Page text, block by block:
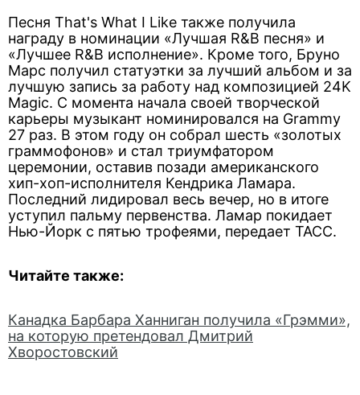
Песня That's What I Like также получила
награду в номинации «Лучшая R&B песня» и
«Лучшее R&B исполнение». Кроме того, Бруно
Марс получил статуэтки за лучший альбом и за
лучшую запись за работу над композицией 24K
Magic. С момента начала своей творческой
карьеры музыкант номинировался на Grammy
27 раз. В этом году он собрал шесть «золотых
граммофонов» и стал триумфатором
церемонии, оставив позади американского
хип-хоп-исполнителя Кендрика Ламара.
Последний лидировал весь вечер, но в итоге
уступил пальму первенства. Ламар покидает
Нью-Йорк с пятью трофеями, передает ТАСС.
Читайте также:
Канадка Барбара Ханниган получила «Грэмми»,
на которую претендовал Дмитрий
Хворостовский